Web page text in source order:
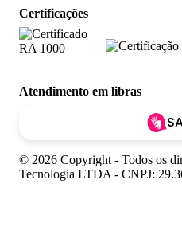
Certificações
Atendimento em libras
© 2026 Copyright - Todos os
Tecnologia LTDA - CNPJ: